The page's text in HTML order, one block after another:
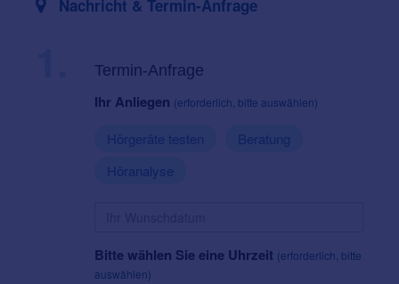
Nachricht & Termin-Anfrage
Termin-Anfrage
Ihr Anliegen (erforderlich, bitte auswählen)
Hörgeräte testen
Beratung
Höranalyse
Bitte wählen Sie eine Uhrzeit (erforderlich, bitte
auswählen)